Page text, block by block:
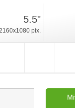
5.5"
pix.